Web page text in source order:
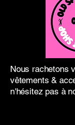
Nous rachetons
vêtements &
n'hésitez pas à